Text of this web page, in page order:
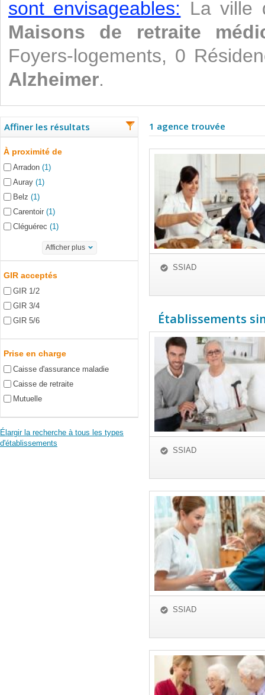
sont envisageables: La ville
Maisons de retraite
Foyers-logements, 0
Alzheimer.
Affiner les résultats
À proximité de
Arradon (1)
Auray (1)
Belz (1)
Carentoir (1)
Cléguérec (1)
Afficher plus
GIR acceptés
GIR 1/2
GIR 3/4
GIR 5/6
Prise en charge
Caisse d'assurance maladie
Caisse de retraite
Mutuelle
Élargir la recherche à tous les types
d'établissements
1 agence trouvée
SSIAD
Établissements
SSIAD
SSIAD